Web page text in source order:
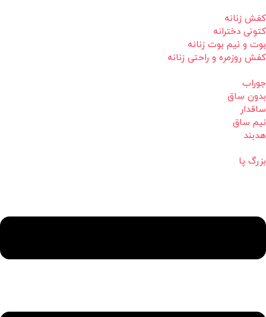
کفش زنانه
کتونی دخترانه
بوت و نیم بوت زنانه
کفش روزمره و راحتی زنانه
جوراب
بدون ساق
ساقدار
نیم ساق
هدبند
بزرگ پا